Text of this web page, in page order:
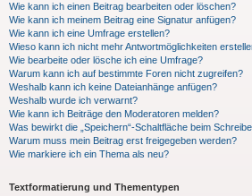
Wie kann ich einen Beitrag bearbeiten oder löschen?
Wie kann ich meinem Beitrag eine Signatur anfügen?
Wie kann ich eine Umfrage erstellen?
Wieso kann ich nicht mehr Antwortmöglichkeiten
Wie bearbeite oder lösche ich eine Umfrage?
Warum kann ich auf bestimmte Foren nicht zugreifen?
Weshalb kann ich keine Dateianhänge anfügen?
Weshalb wurde ich verwarnt?
Wie kann ich Beiträge den Moderatoren melden?
Was bewirkt die „Speichern“-Schaltfläche beim
Warum muss mein Beitrag erst freigegeben werden?
Wie markiere ich ein Thema als neu?
Textformatierung und Thementypen